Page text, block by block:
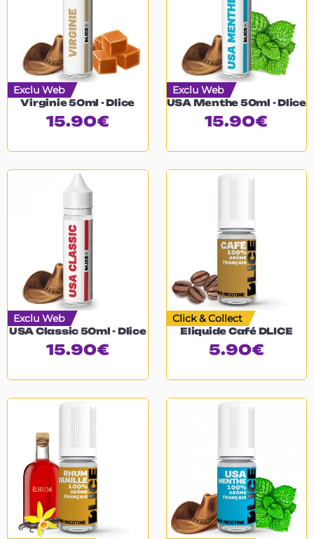
Exclu Web
Virginie 50ml - Dlice
15.90€
Exclu Web
USA Menthe 50ml - Dlice
15.90€
Exclu Web
USA Classic 50ml - Dlice
15.90€
Click & Collect
Eliquide Café DLICE
5.90€